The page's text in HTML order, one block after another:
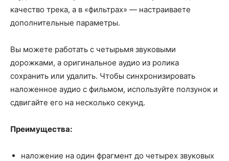
качество трека, а в «фильтрах» — настраиваете
дополнительные параметры.
Вы можете работать с четырьмя звуковыми
дорожками, а оригинальное аудио из ролика
сохранить или удалить. Чтобы синхронизировать
наложенное аудио с фильмом, используйте ползунок и
сдвигайте его на несколько секунд.
Преимущества:
наложение на один фрагмент до четырех звуковых